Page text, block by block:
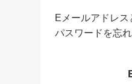
Eメールアドレス
パスワードを忘